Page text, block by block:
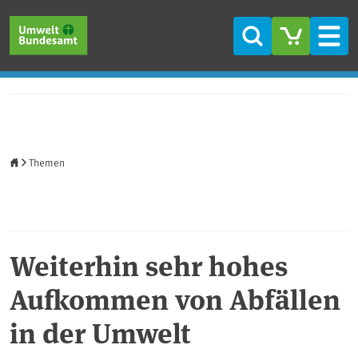
Suche
Themen
Weiterhin sehr hohes
Aufkommen von Abfällen
in der Umwelt